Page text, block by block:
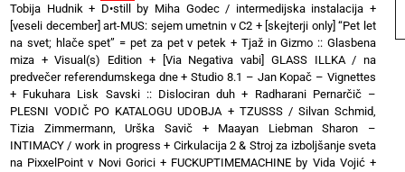
Tobija Hudnik+ D•still by Miha Godec / intermedijska instalacija +
[veseli december] art-MUS: sejem umetnin v C2 + [skejterji only] “Pet let
na svet; hlače spet” = pet za pet v petek + Tjaž in Gizmo :: Glasbena
miza + Visual(s) Edition +
[Via Negativa vabi] GLASS ILLKA / na
predvečer referendumskega dne+Studio 8.1 – Jan Kopač – Vignettes
+ Fukuhara Lisk Savski :: Dislociran duh + Radharani Pernarčič –
PLESNI VODIČ PO KATALOGU UDOBJA+ TZUSSS / Silvan Schmid,
Tizia Zimmermann, Urška Savič+ Maayan Liebman Sharon –
INTIMACY / work in progress + Cirkulacija 2 & Stroj za izboljšanje sveta
na PixxelPoint v Novi Gorici+ FUCKUPTIMEMACHINE by Vida Vojić+